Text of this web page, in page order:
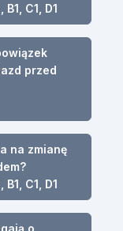
C1, D1
przed
na zmianę
C1, D1
o